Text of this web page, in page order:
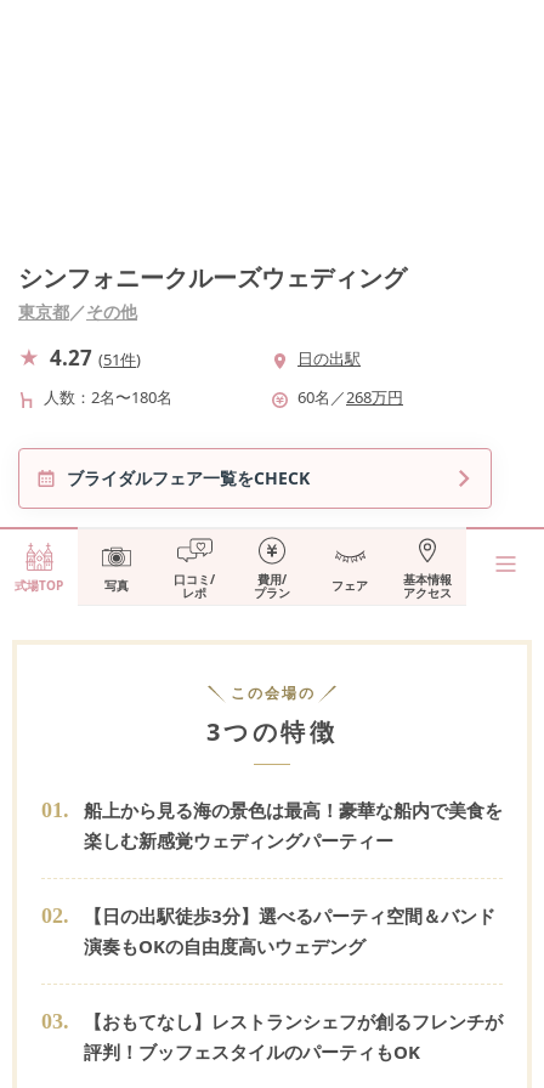
シンフォニークルーズウェディング
東京都／その他
4.27 (51件)
日の出駅
人数
2名〜180名 60名 ／268万円
ブライダルフェア一覧をCHECK
式場TOP 写真 口コミ/
レポ
費用/
プラン フェア 基本情報
アクセス
この会場の
3つの特徴
01.
船上から見る海の景色は最高！豪華な船内で美食を
楽しむ新感覚ウェディングパーティー
02.
【日の出駅徒歩3分】選べるパーティ空間＆バンド
演奏もOKの自由度高いウェデング
03.
【おもてなし】レストランシェフが創るフレンチが
評判！ブッフェスタイルのパーティもOK